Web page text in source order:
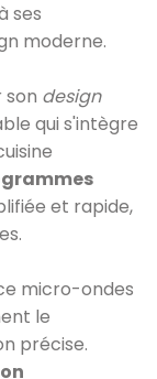
ses
moderne.
son design
qui s'intègre
et rapide,
micro-ondes
le
précise.